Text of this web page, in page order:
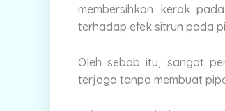
membersihkan kerak
terhadap efek sitrun pada
Oleh sebab itu, sangat
terjaga tanpa membuat